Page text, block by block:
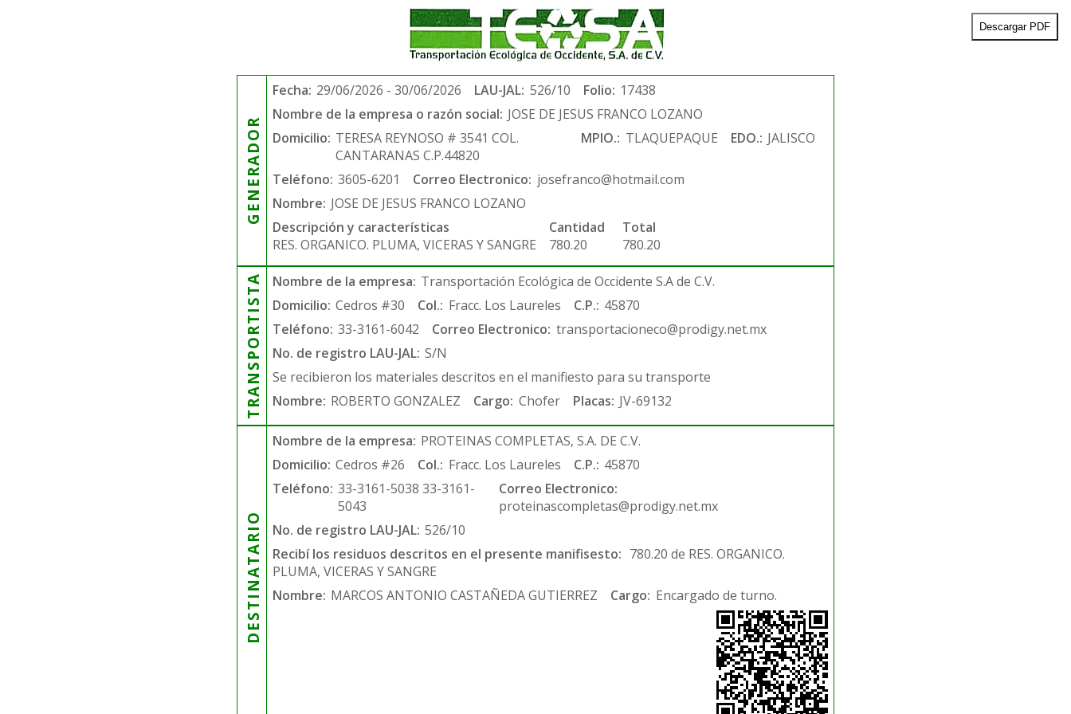
Descargar PDF
GENERADOR
Fecha: 29/06/2026 - 30/06/2026 LAU-JAL: 526/10 Folio: 17438
Nombre de la empresa o razón social: JOSE DE JESUS FRANCO LOZANO
Domicilio: TERESA REYNOSO # 3541 COL.
CANTARANAS C.P.44820
MPIO.: TLAQUEPAQUE EDO.: JALISCO
Teléfono: 3605-6201 Correo Electronico: josefranco@hotmail.com
Nombre: JOSE DE JESUS FRANCO LOZANO
Descripción y características
RES. ORGANICO. PLUMA, VICERAS Y SANGRE
Cantidad
780.20
Total
780.20
TRANSPORTISTA Nombre de la empresa: Transportación Ecológica de Occidente S.A de C.V.
Domicilio: Cedros #30 Col.: Fracc. Los Laureles C.P.: 45870
Teléfono: 33-3161-6042 Correo Electronico: transportacioneco@prodigy.net.mx
No. de registro LAU-JAL: S/N
Se recibieron los materiales descritos en el manifiesto para su transporte
Nombre: ROBERTO GONZALEZ Cargo: Chofer Placas: JV-69132
DESTINATARIO
Nombre de la empresa: PROTEINAS COMPLETAS, S.A. DE C.V.
Domicilio: Cedros #26 Col.: Fracc. Los Laureles C.P.: 45870
Teléfono: 33-3161-5038 33-3161-
5043
Correo Electronico:
proteinascompletas@prodigy.net.mx
No. de registro LAU-JAL: 526/10
Recibí los residuos descritos en el presente manifisesto: 780.20 de RES. ORGANICO.
PLUMA, VICERAS Y SANGRE
Nombre: MARCOS ANTONIO CASTAÑEDA GUTIERREZ Cargo: Encargado de turno.